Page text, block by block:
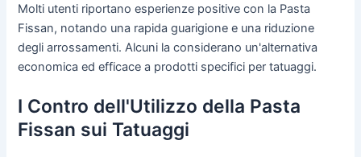
Molti utenti riportano esperienze positive con la Pasta
Fissan, notando una rapida guarigione e una riduzione
degli arrossamenti. Alcuni la considerano un'alternativa
economica ed efficace a prodotti specifici per tatuaggi.
I Contro dell'Utilizzo della Pasta
Fissan sui Tatuaggi